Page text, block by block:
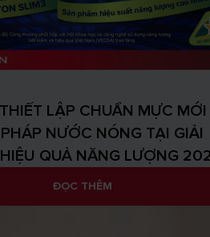
LẬP CHUẨN MỰC MỚI
NƯỚC NÓNG TẠI GIẢI
QUẢ NĂNG LƯỢNG
ĐỌC THÊM